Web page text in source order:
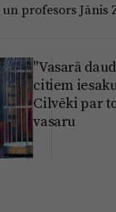
profesors Jānis
"Vasarā
citiem
Cilvēki par
vasaru